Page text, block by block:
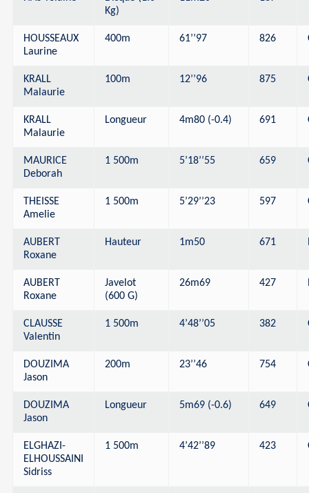
Kg)
HOUSSEAUX
Laurine
400m 61’’97 826
KRALL
Malaurie
100m 12’’96 875
KRALL
Malaurie
Longueur 4m80 (-0.4) 691
MAURICE
Deborah
1 500m 5’18’’55 659
THEISSE
Amelie
1 500m 5’29’’23 597
AUBERT
Roxane
Hauteur 1m50 671
AUBERT
Roxane
Javelot
(600 G)
26m69 427
CLAUSSE
Valentin
1 500m 4’48’’05 382
DOUZIMA
Jason
200m 23’’46 754
DOUZIMA
Jason
Longueur 5m69 (-0.6) 649
ELGHAZI-
ELHOUSSAINI
Sidriss
1 500m 4’42’’89 423